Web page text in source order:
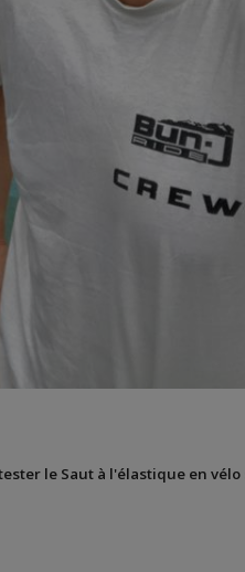
le Saut à l'élastique en vélo